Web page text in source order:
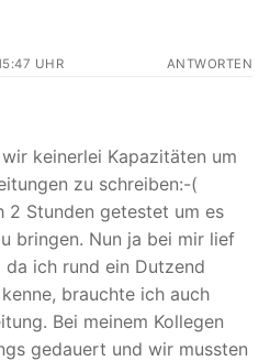
UHR ANTWORTEN
keinerlei Kapazitäten um
zu schreiben:-(
2 Stunden getestet um es
bringen. Nun ja bei mir lief
ich rund ein Dutzend
brauchte ich auch
Bei meinem Kollegen
gedauert und wir mussten